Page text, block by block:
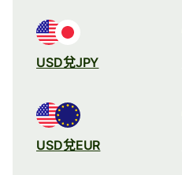
USD兌JPY
USD兌EUR